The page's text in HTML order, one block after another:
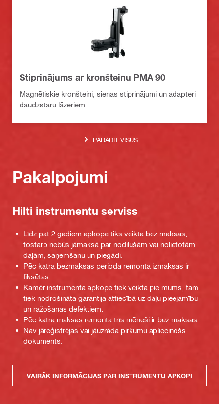
Stiprinājums ar kronšteinu PMA 90
Magnētiskie kronšteini, sienas stiprinājumi un adapteri
daudzstaru lāzeriem
PARĀDĪT VISUS
Pakalpojumi
Hilti instrumentu serviss
Līdz pat 2 gadiem apkope tiks veikta bez maksas,
tostarp nebūs jāmaksā par nodilušām vai nolietotām
daļām, saņemšanu un piegādi.
Pēc katra bezmaksas perioda remonta izmaksas ir
fiksētas.
Kamēr instrumenta apkope tiek veikta pie mums, tam
tiek nodrošināta garantija attiecībā uz daļu pieejamību
un ražošanas defektiem.
Pēc katra maksas remonta trīs mēneši ir bez maksas.
Nav jāreģistrējas vai jāuzrāda pirkumu apliecinošs
dokuments.
VAIRĀK INFORMĀCIJAS PAR INSTRUMENTU APKOPI